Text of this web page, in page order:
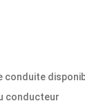
conduite
conducteur